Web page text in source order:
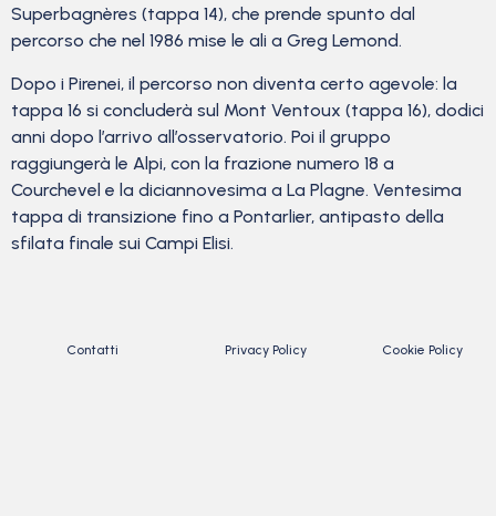
Superbagnères (tappa 14), che prende spunto dal
percorso che nel 1986 mise le ali a Greg Lemond.
Dopo i Pirenei, il percorso non diventa certo agevole: la
tappa 16 si concluderà sul Mont Ventoux (tappa 16), dodici
anni dopo l’arrivo all’osservatorio. Poi il gruppo
raggiungerà le Alpi, con la frazione numero 18 a
Courchevel e la diciannovesima a La Plagne. Ventesima
tappa di transizione fino a Pontarlier, antipasto della
sfilata finale sui Campi Elisi.
Contatti Privacy Policy Cookie Policy